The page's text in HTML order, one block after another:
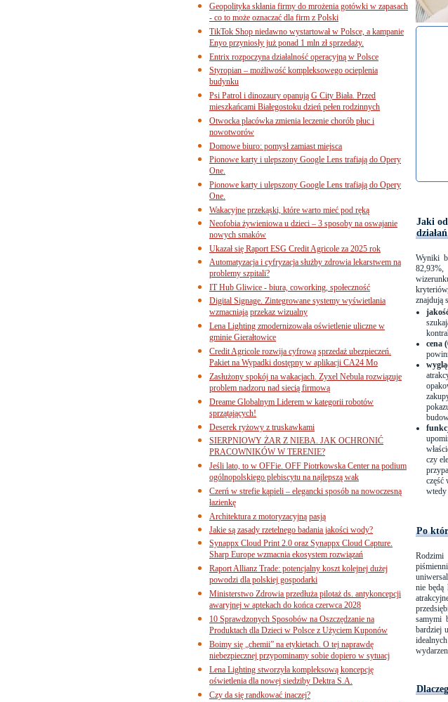
Jaki
Wyniki
82,93%,
znajdują
cena
czy
część
wtedy
Po
nie będą
samymi
bardziej
Geopolityka skłania firmy do mrożenia gotówki w zapasach
- co to może oznaczać dla firm z Polski
TikTok Shop niedawno wystartował w Polsce, a kampanie
Enyo przyniosły już ponad 1 mln zł sprzedaży.
Entrix rozpoczyna działalność operacyjną w Polsce
Styropian – możliwość kompleksowego ocieplenia
budynku
Psi Patrol i dinozaury opanują G City Biała. Przed
mieszkańcami Białegostoku dzień pełen rodzinnych
Otwocka placówka zmienia leczenie chorób płuc i
nowotworów
Domowe biuro: pomysł zamiast miejsca
Pionowe karty i ulepszony Google Lens trafiają do Opery
One.
Pionowe karty i ulepszony Google Lens trafiają do Opery
One.
Wakacyjne przekąski, które warto mieć pod ręką
Neofobia żywieniowa u dzieci – 3 sposoby na oswajanie
nowych smaków
Ukazał się Raport ESG Credit Agricole za 2025 rok
Automatyzacja i cyfryzacja służby zdrowia lekarstwem na
problemy szpitali?
IT Hub Gliwice - biura, coworking, społeczność
Digital Signage. Zintegrowane systemy wyświetlania
wzmacniają przekaz wizualny
Lena Lighting zmodernizowała oświetlenie uliczne w
gminie Gierałtowice
Credit Agricole rozwija cyfrową sprzedaż ubezpieczeń.
Pakiet na Wypadki dostępny w aplikacji CA24 Mo
Zasłużony spokój na wakacjach. Zyxel Nebula rozwiązuje
problem nadzoru nad siecią firmową
Dreame Globalnym Liderem w kategorii robotów
sprzątających!
Deserek ryżowy z truskawkami
SIERPNIOWY ŻAR Z NIEBA. JAK OCHRONIĆ
PRACOWNIKÓW W TERENIE?
Jeśli lato, to w OFFie. OFF Piotrkowska Center na podium
ogólnopolskiego plebiscytu na najlepszą wak
Czerń w strefie kąpieli – elegancki sposób na nowoczesną
łazienkę
Architektura z motoryzacyjną pasją
Jakie są zasady rzetelnego badania jakości wody?
Synappx Cloud Print 2.0 oraz Synappx Cloud Capture.
Sharp Europe wzmacnia ekosystem rozwiązań
Raport Allianz Trade: potencjalny koszt kolejnej dużej
powodzi dla polskiej gospodarki
Ministerstwo Zdrowia przedłuża pilotaż ds. antykoncepcji
awaryjnej w aptekach do końca czerwca 2028
10 Sprawdzonych Sposobów na Oszczędzanie na
Produktach dla Dzieci w Polsce z Użyciem Kuponów
Boimy się „chemii” na etykietach. O tej naprawdę
niebezpiecznej przypominamy sobie dopiero w sytuacj
Lena Lighting stworzyła kompleksową koncepcję
oświetlenia dla nowej siedziby Dektra S.A.
Czy da się randkować inaczej?